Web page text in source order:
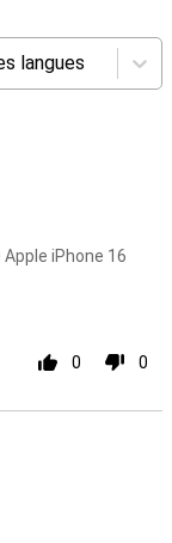
langues
iPhone 16
0 0